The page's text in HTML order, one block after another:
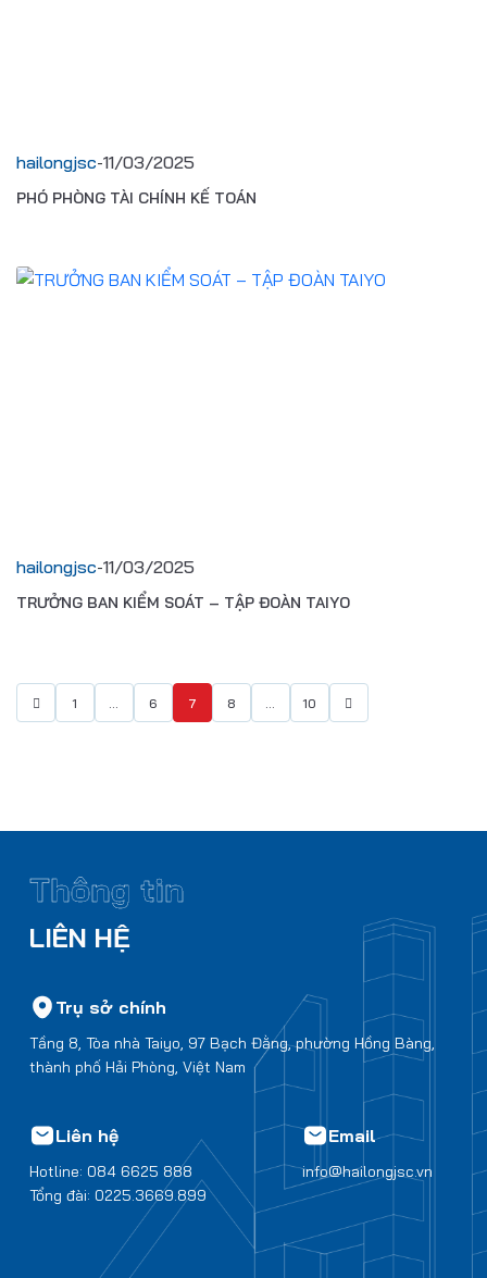
hailongjsc-11/03/2025
PHÓ PHÒNG TÀI CHÍNH KẾ TOÁN
hailongjsc-11/03/2025
TRƯỞNG BAN KIỂM SOÁT – TẬP ĐOÀN TAIYO
1 6 7 8 10
Thông tin
LIÊN HỆ
Trụ sở chính
Tầng 8, Tòa nhà Taiyo, 97 Bạch Đằng, phường Hồng Bàng,
thành phố Hải Phòng, Việt Nam
Email
info@hailongjsc.vn
Liên hệ
Hotline: 084 6625 888
Tổng đài: 0225.3669.899